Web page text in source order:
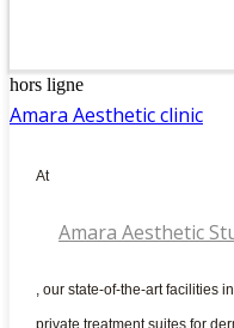
hors ligne
Amara Aesthetic clinic
At
Amara Aesthetic
, our state-of-the-art facilities